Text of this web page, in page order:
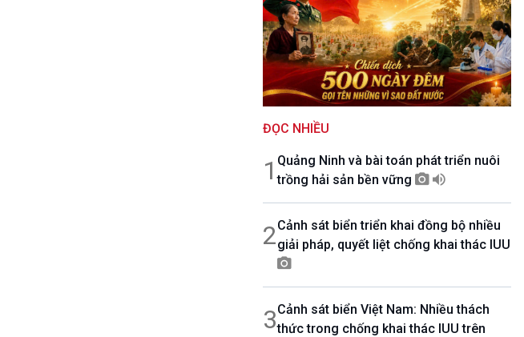
05h50-05h59
Quảng cáo
05h59-06h00
Nhạc top - Báo giờ
06h00-06h28
Thời sự sáng
Quảng cáo
Quân đội nhân dân
07h00-08h30
Bản tin văn hóa xã hội
08h35-08h40
Quảng cáo
08h50-08h55
Quảng cáo
ĐỌC NHIỀU
1Quảng Ninh và bài toán phát triển nuôi
trồng hải sản bền vững
2Cảnh sát biển triển khai đồng bộ nhiều
giải pháp, quyết liệt chống khai thác IUU
3Cảnh sát biển Việt Nam: Nhiều thách
thức trong chống khai thác IUU trên